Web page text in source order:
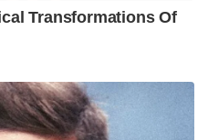
Transformations Of